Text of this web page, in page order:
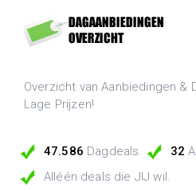
Overzicht van Aanbiedingen &
Lage Prijzen!
47.586 Dagdeals. 32
Alléén deals die JIJ wil.